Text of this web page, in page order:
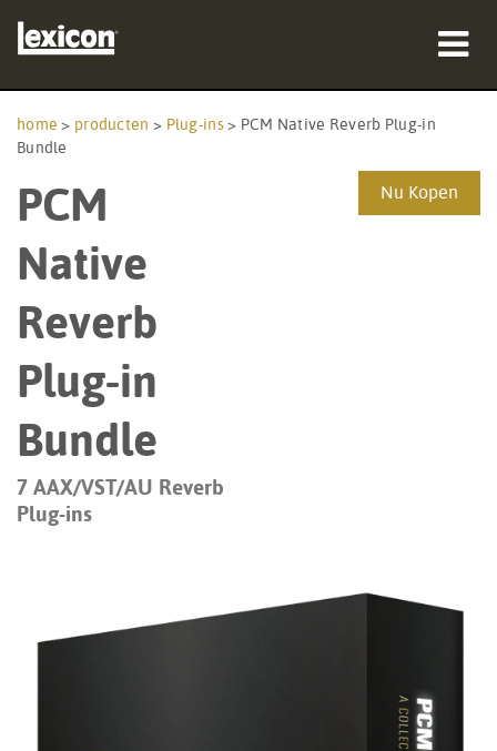
professionals
Case studies
training
ondersteuning
Taal/Regio
home > producten > Plug-ins> PCM Native Reverb Plug-in
Bundle
PCM
Native
Reverb
Plug-in
Bundle
7 AAX/VST/AU Reverb
Plug-ins
Nu Kopen